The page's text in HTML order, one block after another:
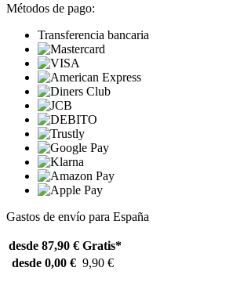
Métodos de pago:
Transferencia bancaria
Gastos de envío para España
desde 87,90 € Gratis*
desde 0,00 € 9,90 €